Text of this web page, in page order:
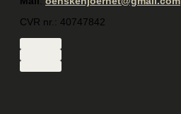
CVR nr.: 40747842